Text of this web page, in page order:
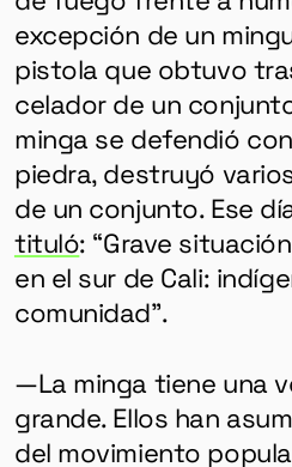
excepción de un
pistola que obtuvo
celador de un
minga se defendió
piedra, destruyó
de un conjunto. Ese
tituló: “Grave
en el sur de Cali:
comunidad”.
—La minga tiene una
grande. Ellos han
del movimiento